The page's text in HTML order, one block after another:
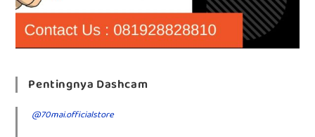
Pentingnya Dashcam
@70mai.officialstore